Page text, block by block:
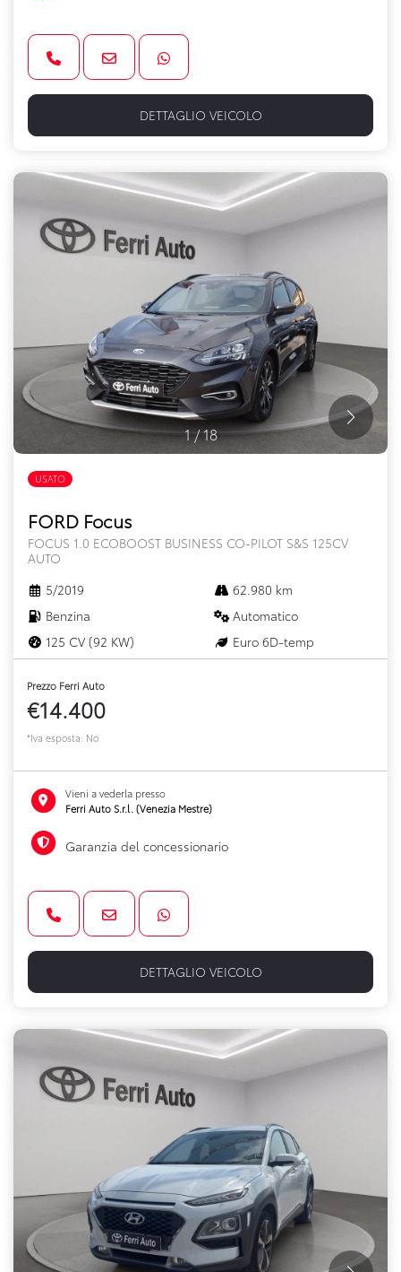
DETTAGLIO VEICOLO
1/18
USATO
FORD Focus
FOCUS 1.0 ECOBOOST BUSINESS CO-PILOT S&S 125CV
AUTO
5/2019
62.980 km
Benzina
Automatico
125 CV (92 KW)
Euro 6D-temp
Prezzo Ferri Auto
€14.400
*Iva esposta: No
Vieni a vederla presso
Ferri Auto S.r.l. (Venezia Mestre)
Garanzia del concessionario
DETTAGLIO VEICOLO